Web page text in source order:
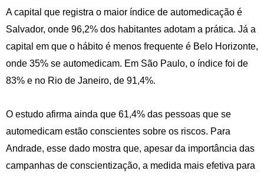
A capital que registra o maior índice de automedicação é
Salvador, onde 96,2% dos habitantes adotam a prática. Já a
capital em que o hábito é menos frequente é Belo Horizonte,
onde 35% se automedicam. Em São Paulo, o índice foi de
83% e no Rio de Janeiro, de 91,4%.
O estudo afirma ainda que 61,4% das pessoas que se
automedicam estão conscientes sobre os riscos. Para
Andrade, esse dado mostra que, apesar da importância das
campanhas de conscientização, a medida mais efetiva para